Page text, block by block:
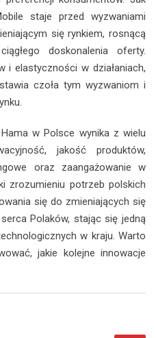
staje przed wyzwaniami
się rynkiem, rosnącą
doskonalenia oferty.
i elastyczności w działaniach,
czoła tym wyzwaniom i
w Polsce wynika z wielu
jakość produktów,
oraz zaangażowanie w
zrozumieniu potrzeb polskich
się do zmieniających się
Polaków, stając się jedną
w kraju. Warto
jakie kolejne innowacje